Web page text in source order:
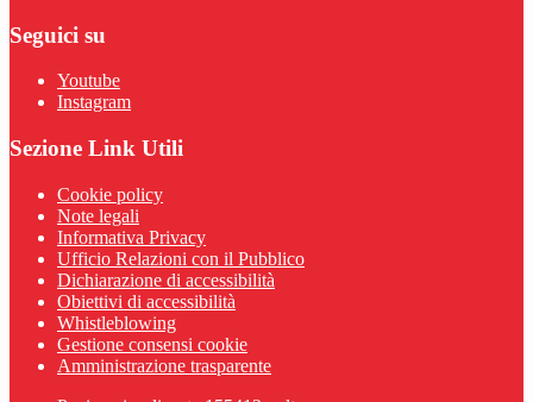
Seguici su
Youtube
Instagram
Sezione Link Utili
Cookie policy
Note legali
Informativa Privacy
Ufficio Relazioni con il Pubblico
Dichiarazione di accessibilità
Obiettivi di accessibilità
Whistleblowing
Gestione consensi cookie
Amministrazione trasparente